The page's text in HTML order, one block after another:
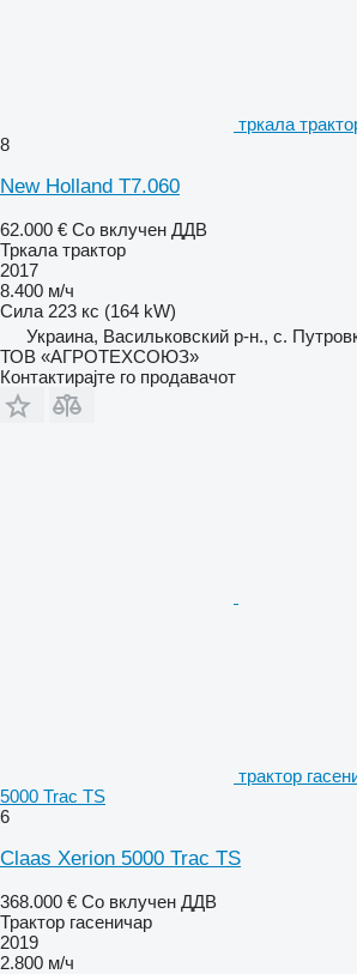
тркала
8
New Holland T7.060
62.000 € Со вклучен ДДВ
Тркала трактор
2017
8.400 м/ч
Сила 223 кс (164 kW)
Украина, Васильковский р-н., с.
ТОВ «АГРОТЕХСОЮЗ»
Контактирајте го продавачот
трактор
5000 Trac TS
6
Claas Xerion 5000 Trac TS
368.000 € Со вклучен ДДВ
Трактор гасеничар
2019
2.800 м/ч